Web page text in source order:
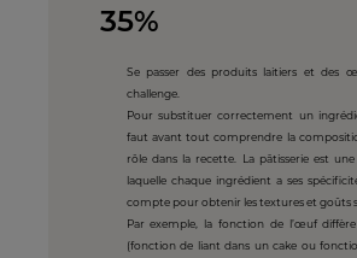
35%
Se passer des produits laitiers et des
challenge.
Pour substituer correctement un
faut avant tout comprendre la
rôle dans la recette. La pâtisserie est
laquelle chaque ingrédient a ses
compte pour obtenir les textures et goûts
Par exemple, la fonction de l’œuf
(fonction de liant dans un cake ou